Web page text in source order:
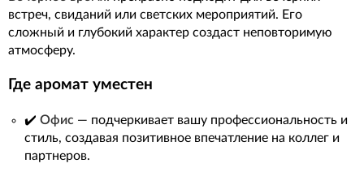
встреч, свиданий или светских мероприятий. Его
сложный и глубокий характер создаст неповторимую
атмосферу.
Где аромат уместен
✔️ Офис — подчеркивает вашу профессиональность и
стиль, создавая позитивное впечатление на коллег и
партнеров.